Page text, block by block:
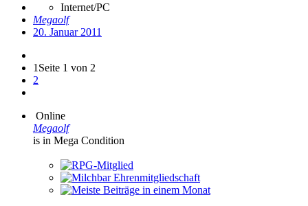
Internet/PC
Megaolf
20. Januar 2011
1 Seite 1 von 2
2
Online
Megaolf
is in Mega Condition